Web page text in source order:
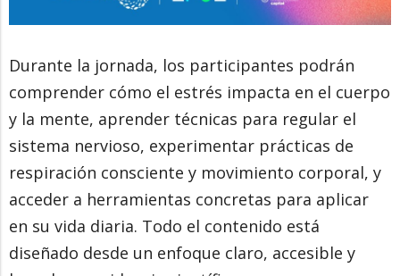
Durante la jornada, los participantes podrán
comprender cómo el estrés impacta en el cuerpo
y la mente, aprender técnicas para regular el
sistema nervioso, experimentar prácticas de
respiración consciente y movimiento corporal, y
acceder a herramientas concretas para aplicar
en su vida diaria. Todo el contenido está
diseñado desde un enfoque claro, accesible y